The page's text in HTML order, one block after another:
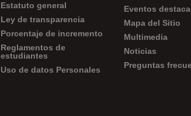
Estatuto general
Ley de transparencia
Porcentaje de incremento
Reglamentos de
estudiantes
Uso de datos Personales
Eventos
Mapa del Sitio
Multimedia
Noticias
Preguntas